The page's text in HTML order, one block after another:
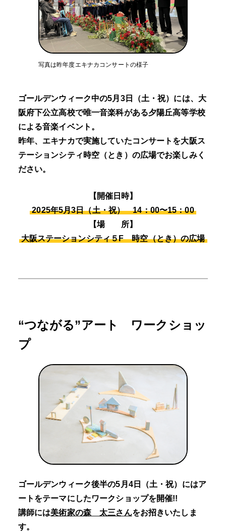
写真は昨年度エキナカコンサートの様子
ゴールデンウィーク中の5月3日（土・祝）には、大
阪府下公立高校で唯一音楽科がある夕陽丘高等学校
による音楽イベント。
昨年、エキナカで実施していたコンサートを大阪ス
テーションシティ時空（とき）の広場でお楽しみく
ださい。
【開催日時】
2025年5月3日（土・祝） 14：00〜15：00
【場 所】
大阪ステーションシティ５F 時空（とき）の広場
“つながる”アート ワークショッ
プ
ゴールデンウィーク後半の5月4日（土・祝）にはア
ートをテーマにしたワークショップを開催!!
講師には美術家の森 太三さんをお招きいたしま
す。